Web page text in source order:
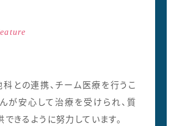
との連携、チーム医療を行うこ
んが安心して治療を受けられ、質
きるように努力しています。